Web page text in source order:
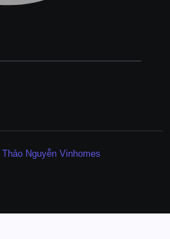
Thảo Nguyễn Vinhomes